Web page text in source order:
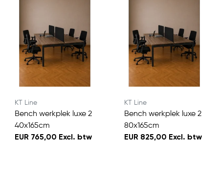
KT Line
Bench werkplek luxe 2
40x165cm
EUR 765,00 Excl. btw
KT Line
Bench werkplek luxe 2
80x165cm
EUR 825,00 Excl. btw